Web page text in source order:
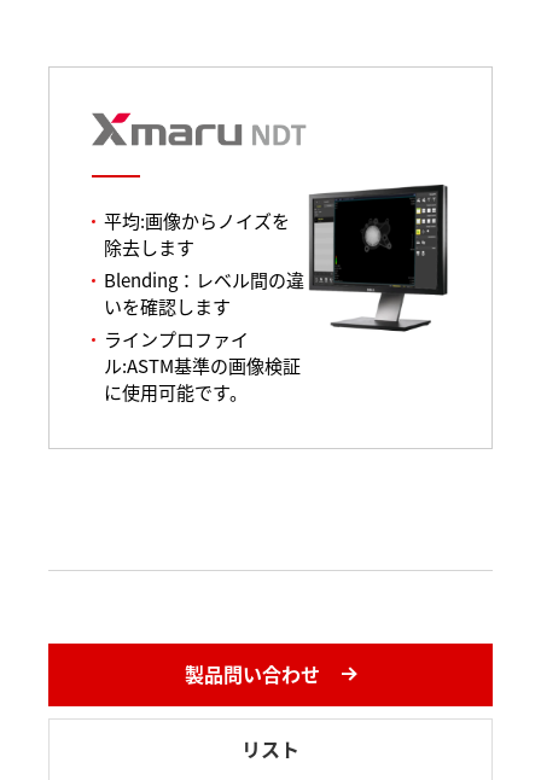
平均:画像からノイズを
除去します
Blending：レベル間の違
いを確認します
ラインプロファイ
ル:ASTM基準の画像検証
に使用可能です。
製品問い合わせ
リスト